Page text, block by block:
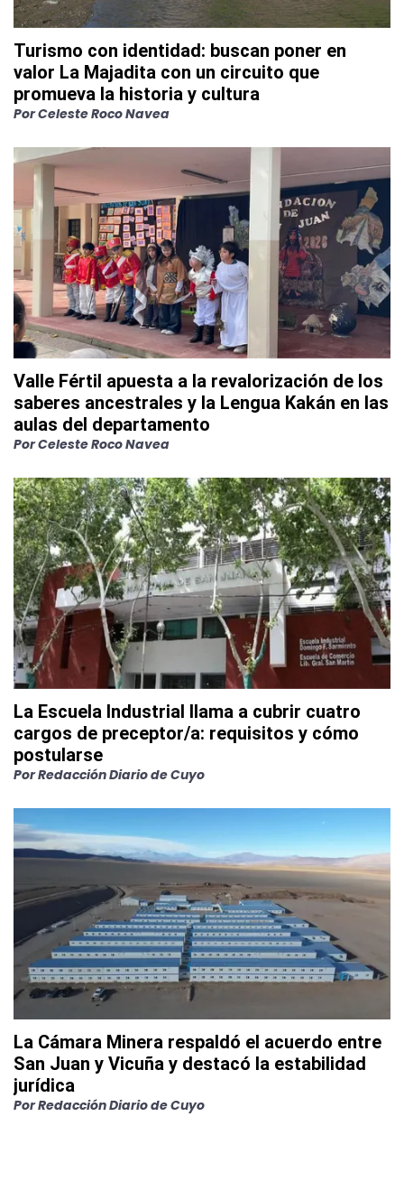
Turismo con identidad: buscan poner en
valor La Majadita con un circuito que
promueva la historia y cultura
PorCeleste Roco Navea
Valle Fértil apuesta a la revalorización de los
saberes ancestrales y la Lengua Kakán en las
aulas del departamento
PorCeleste Roco Navea
La Escuela Industrial llama a cubrir cuatro
cargos de preceptor/a: requisitos y cómo
postularse
PorRedacción Diario de Cuyo
La Cámara Minera respaldó el acuerdo entre
San Juan y Vicuña y destacó la estabilidad
jurídica
PorRedacción Diario de Cuyo